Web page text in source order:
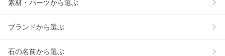
素材・パーツから選ぶ
ブランドから選ぶ
石の名前から選ぶ